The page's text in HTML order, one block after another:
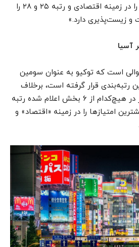
است. این شهر رتبه اول را در زمینه اقتصادی و رتبه ۲۵ و ۲۸ را
زیست‌پذیری دارد.»
آسیا
است که توکیو به عنوان سومین
رتبه‌بندی قرار گرفته است، برخلاف
لندن و نیویورک این شهر در هیچ‌کدام از ۶ بخش اعلام شده رتبه
امتیازها را در زمینه «اقتصاد» و